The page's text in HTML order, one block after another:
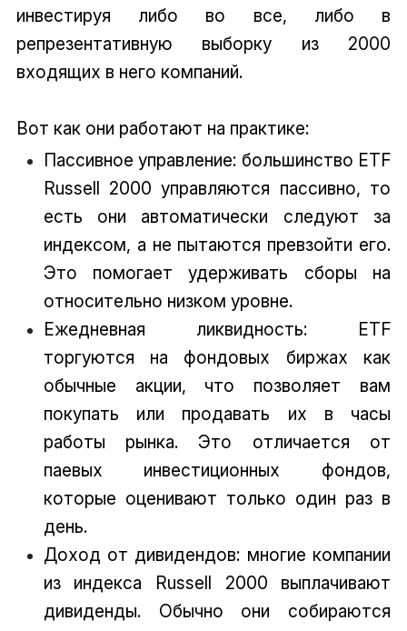
инвестируя либо во все, либо в
репрезентативную выборку из 2000
входящих в него компаний.
Вот как они работают на практике:
Пассивное управление: большинство ETF
Russell 2000 управляются пассивно, то
есть они автоматически следуют за
индексом, а не пытаются превзойти его.
Это помогает удерживать сборы на
относительно низком уровне.
Ежедневная ликвидность: ETF
торгуются на фондовых биржах как
обычные акции, что позволяет вам
покупать или продавать их в часы
работы рынка. Это отличается от
паевых инвестиционных фондов,
которые оценивают только один раз в
день.
Доход от дивидендов: многие компании
из индекса Russell 2000 выплачивают
дивиденды. Обычно они собираются